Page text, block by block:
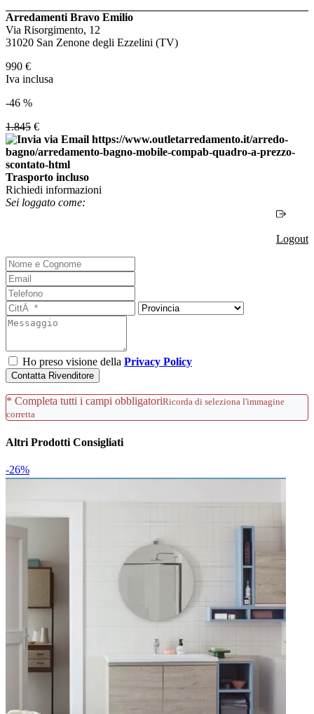
Arredamenti Bravo Emilio
Via Risorgimento, 12
31020 San Zenone degli Ezzelini (TV)
990 €
Iva inclusa
-46 %
1.845 €
Trasporto incluso
Richiedi informazioni
Sei loggato come:
Logout
Ho preso visione della Privacy Policy
Contatta Rivenditore
* Completa tutti i campi obbligatoriRicorda di seleziona l'immagine
corretta
Altri Prodotti Consigliati
-26%